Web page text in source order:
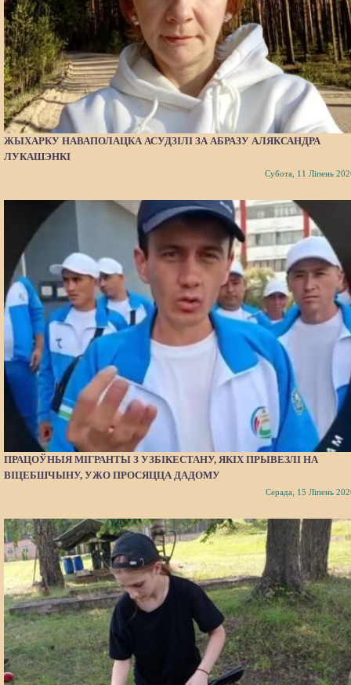
ЖЫХАРКУ НАВАПОЛАЦКА АСУДЗІЛІ ЗА АБРАЗУ АЛЯКСАНДРА
ЛУКАШЭНКІ
Субота, 11 Ліпень
ПРАЦОЎНЫЯ МІГРАНТЫ З УЗБІКЕСТАНУ, ЯКІХ ПРЫВЕЗЛІ НА
ВІЦЕБШЧЫНУ, УЖО ПРОСЯЦЦА ДАДОМУ
Серада, 15 Ліпень